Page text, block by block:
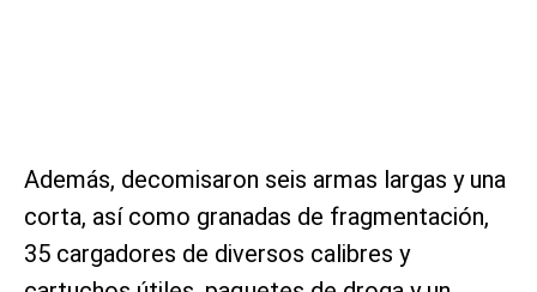
Además, decomisaron seis armas largas y una
corta, así como granadas de fragmentación,
35 cargadores de diversos calibres y